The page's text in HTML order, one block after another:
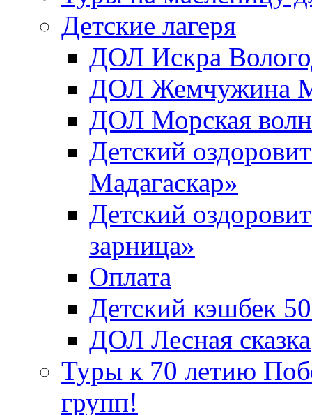
Детские лагеря
ДОЛ Искра
ДОЛ Жемчужина
ДОЛ Морская
Детский
Мадагаскар»
Детский
зарница»
Оплата
Детский кэшбек
ДОЛ Лесная сказка
Туры к 70 летию
групп!